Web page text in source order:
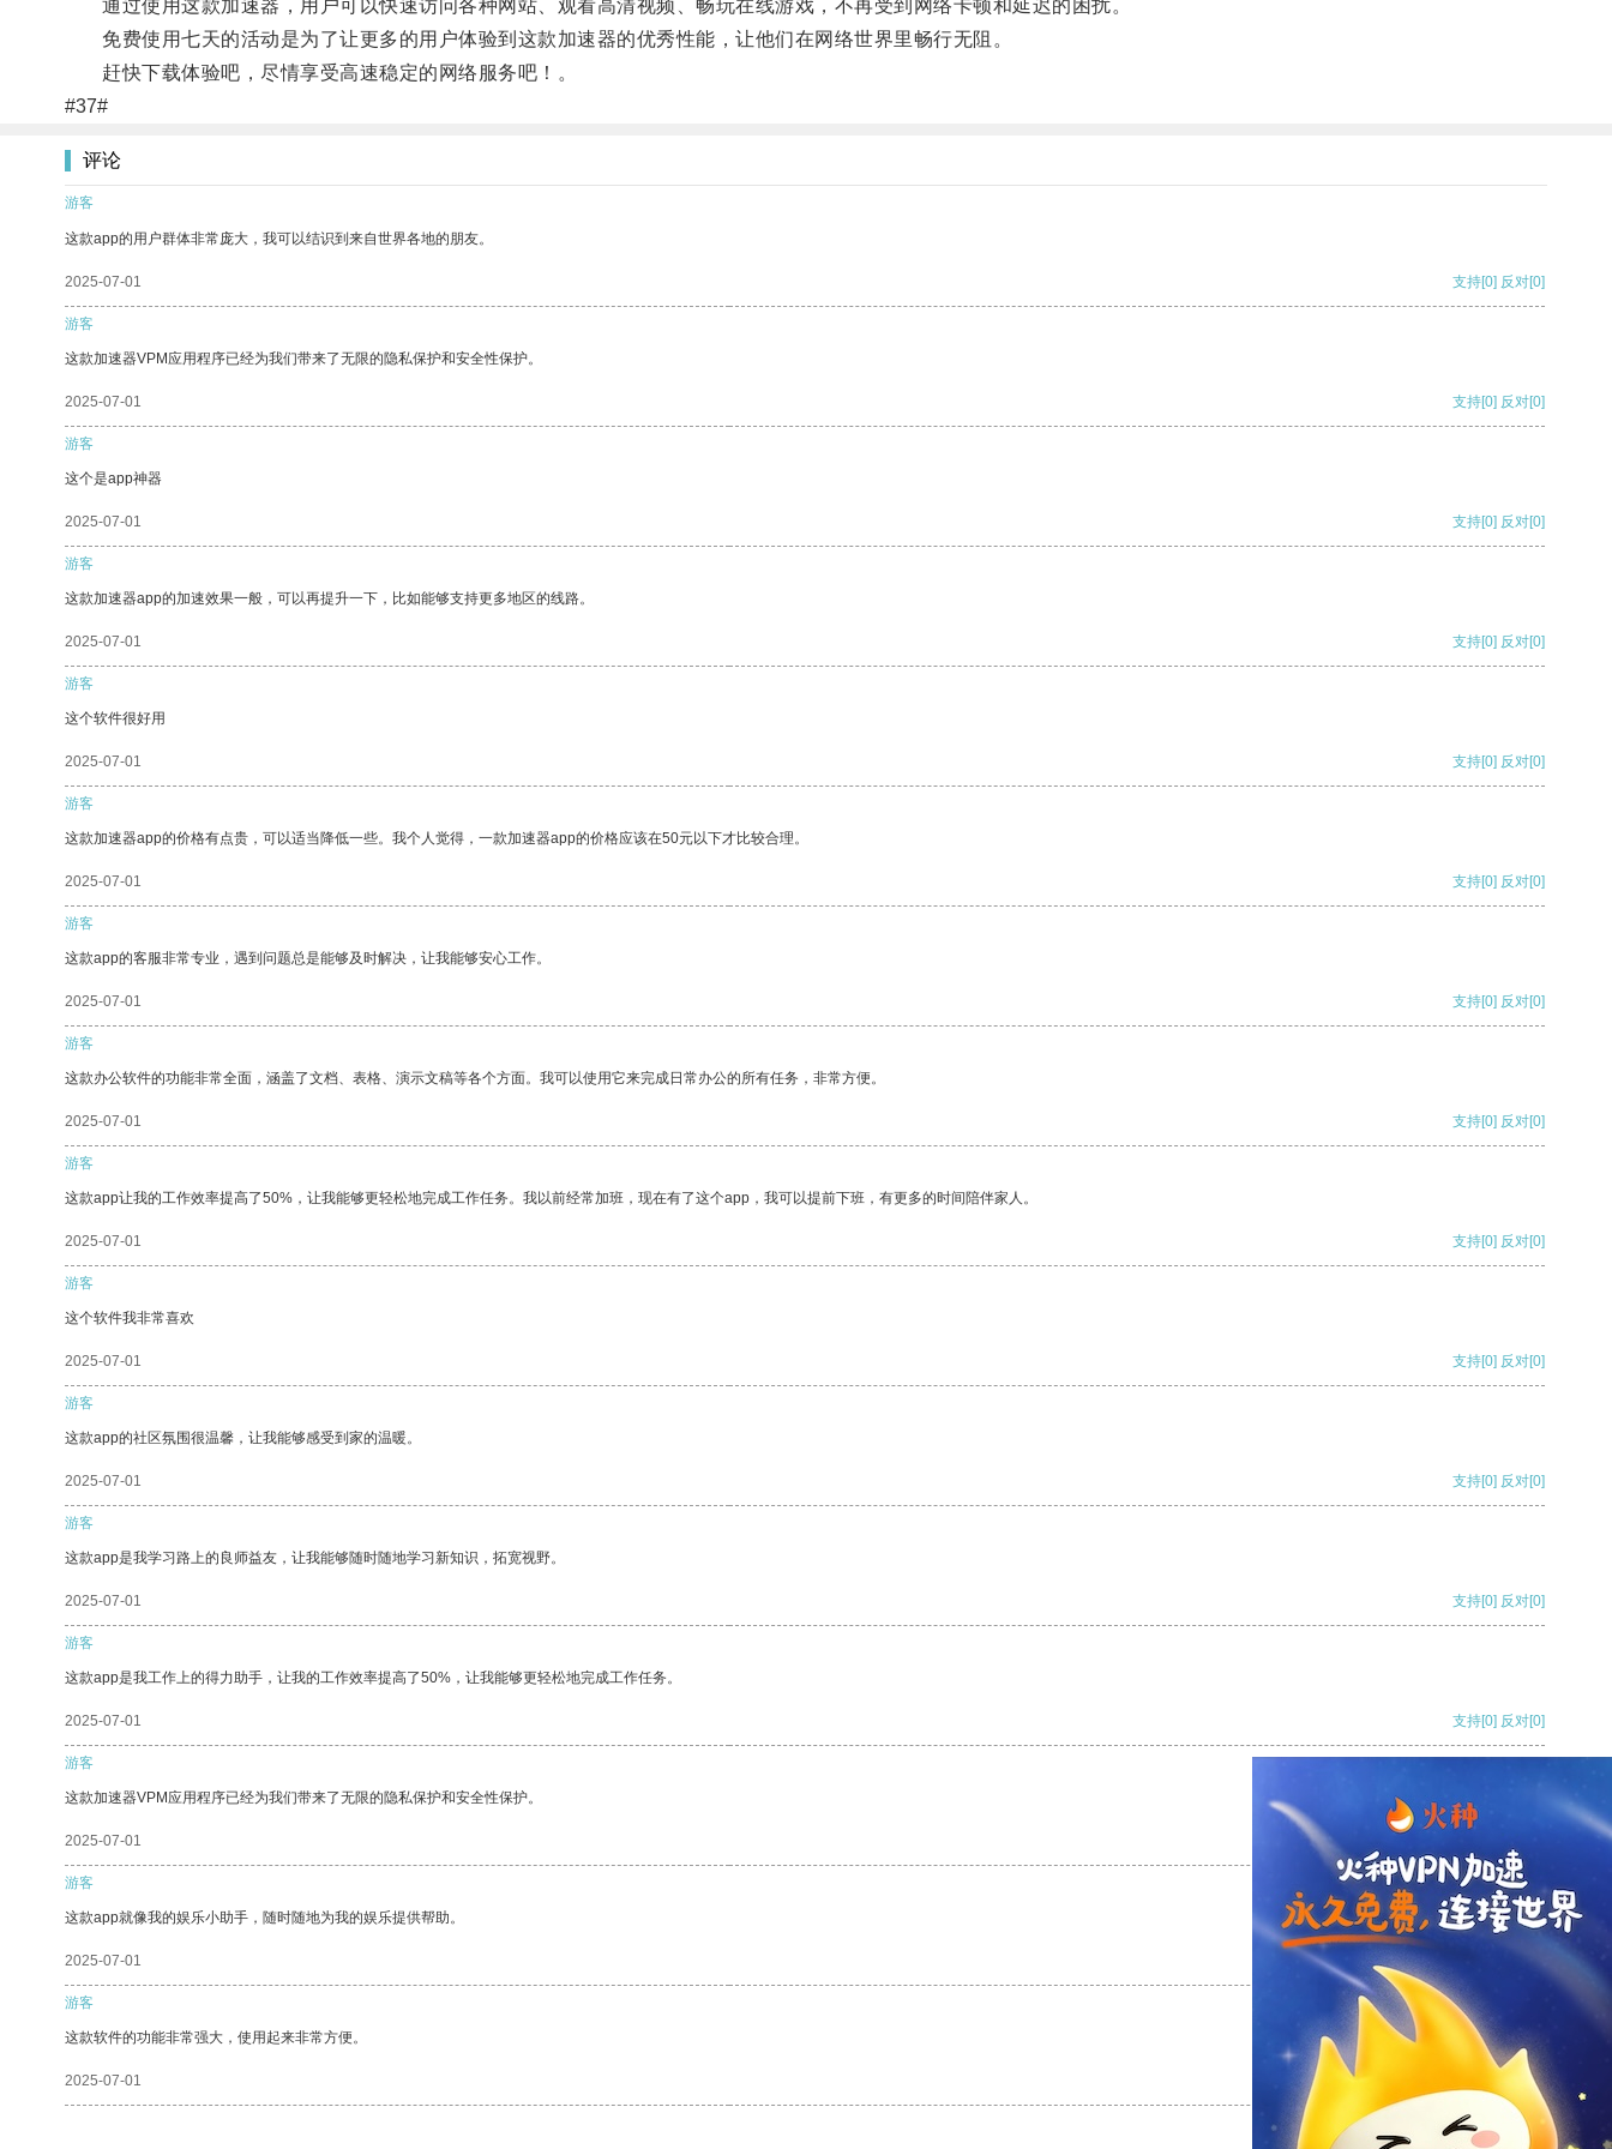
通过使用这款加速器，用户可以快速访问各种网站、观看高清视频、畅玩在线游戏，不再受到网络卡顿和延迟的困扰。
免费使用七天的活动是为了让更多的用户体验到这款加速器的优秀性能，让他们在网络世界里畅行无阻。
赶快下载体验吧，尽情享受高速稳定的网络服务吧！。
#37#
评论
游客
这款app的用户群体非常庞大，我可以结识到来自世界各地的朋友。
2025-07-01 支持[0] 反对[0]
游客
这款加速器VPM应用程序已经为我们带来了无限的隐私保护和安全性保护。
2025-07-01 支持[0] 反对[0]
游客
这个是app神器
2025-07-01 支持[0] 反对[0]
游客
这款加速器app的加速效果一般，可以再提升一下，比如能够支持更多地区的线路。
2025-07-01 支持[0] 反对[0]
游客
这个软件很好用
2025-07-01 支持[0] 反对[0]
游客
这款加速器app的价格有点贵，可以适当降低一些。我个人觉得，一款加速器app的价格应该在50元以下才比较合理。
2025-07-01 支持[0] 反对[0]
游客
这款app的客服非常专业，遇到问题总是能够及时解决，让我能够安心工作。
2025-07-01 支持[0] 反对[0]
游客
这款办公软件的功能非常全面，涵盖了文档、表格、演示文稿等各个方面。我可以使用它来完成日常办公的所有任务，非常方便。
2025-07-01 支持[0] 反对[0]
游客
这款app让我的工作效率提高了50%，让我能够更轻松地完成工作任务。我以前经常加班，现在有了这个app，我可以提前下班，有更多的时间陪伴家人。
2025-07-01 支持[0] 反对[0]
游客
这个软件我非常喜欢
2025-07-01 支持[0] 反对[0]
游客
这款app的社区氛围很温馨，让我能够感受到家的温暖。
2025-07-01 支持[0] 反对[0]
游客
这款app是我学习路上的良师益友，让我能够随时随地学习新知识，拓宽视野。
2025-07-01 支持[0] 反对[0]
游客
这款app是我工作上的得力助手，让我的工作效率提高了50%，让我能够更轻松地完成工作任务。
2025-07-01 支持[0] 反对[0]
游客
这款加速器VPM应用程序已经为我们带来了无限的隐私保护和安全性保护。
2025-07-01
游客
这款app就像我的娱乐小助手，随时随地为我的娱乐提供帮助。
2025-07-01 反对
游客
这款软件的功能非常强大，使用起来非常方便。
2025-07-01 反对[0]